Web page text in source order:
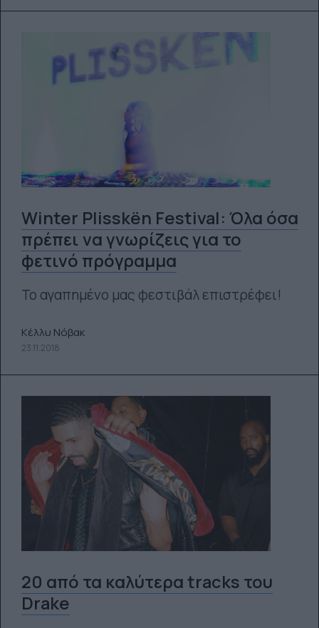
Winter Plisskën Festival: Όλα όσα
πρέπει να γνωρίζεις για το
φετινό πρόγραμμα
Το αγαπημένο μας φεστιβάλ επιστρέφει!
Κέλλυ Νόβακ
23.11.2018
20 από τα καλύτερα tracks του
Drake